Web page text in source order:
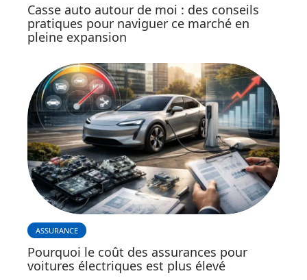
Casse auto autour de moi : des conseils
pratiques pour naviguer ce marché en
pleine expansion
ASSURANCE
Pourquoi le coût des assurances pour
voitures électriques est plus élevé